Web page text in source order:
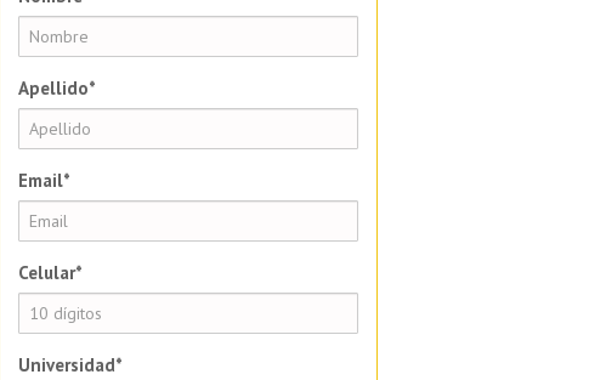
Apellido*
Email*
Celular*
Universidad*